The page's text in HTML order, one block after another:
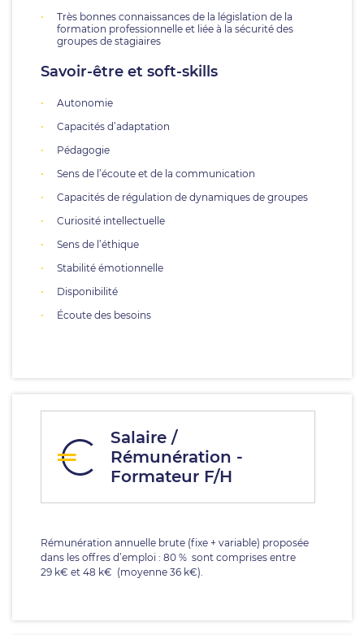
Très bonnes connaissances de la législation de la
formation professionnelle et liée à la sécurité des
groupes de stagiaires
Savoir-être et soft-skills
Autonomie
Capacités d’adaptation
Pédagogie
Sens de l’écoute et de la communication
Capacités de régulation de dynamiques de groupes
Curiosité intellectuelle
Sens de l’éthique
Stabilité émotionnelle
Disponibilité
Écoute des besoins
Salaire /
Rémunération -
Formateur F/H
Rémunération annuelle brute (fixe + variable) proposée
dans les offres d’emploi : 80 % sont comprises entre
29 k€ et 48 k€ (moyenne 36 k€).